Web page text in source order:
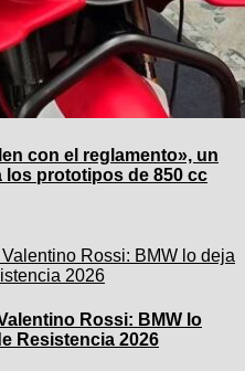
con el reglamento», un
los prototipos de 850 cc
Rossi: BMW lo
Resistencia 2026